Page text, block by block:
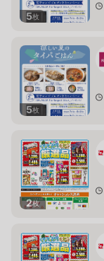
5枚
5枚
2枚